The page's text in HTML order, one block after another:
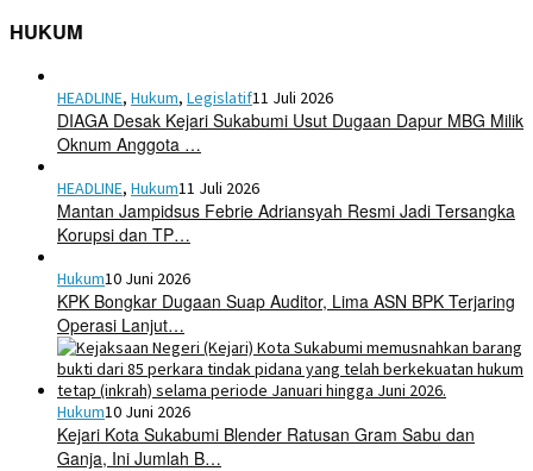
HUKUM
HEADLINE, Hukum, Legislatif11 Juli 2026
DIAGA Desak Kejari Sukabumi Usut Dugaan Dapur MBG Milik
Oknum Anggota …
HEADLINE, Hukum11 Juli 2026
Mantan Jampidsus Febrie Adriansyah Resmi Jadi Tersangka
Korupsi dan TP…
Hukum10 Juni 2026
KPK Bongkar Dugaan Suap Auditor, Lima ASN BPK Terjaring
Operasi Lanjut…
Hukum10 Juni 2026
Kejari Kota Sukabumi Blender Ratusan Gram Sabu dan
Ganja, Ini Jumlah B…